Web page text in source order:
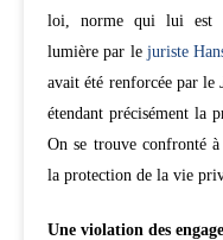
loi, norme qui lui est
lumière par lejuriste
avait été renforcée par le
étendant précisément la
On se trouve confronté
la protection de la vie
Une violation des